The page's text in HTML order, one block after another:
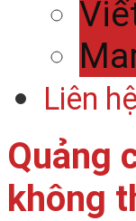
Liên hệ
Quảng
không